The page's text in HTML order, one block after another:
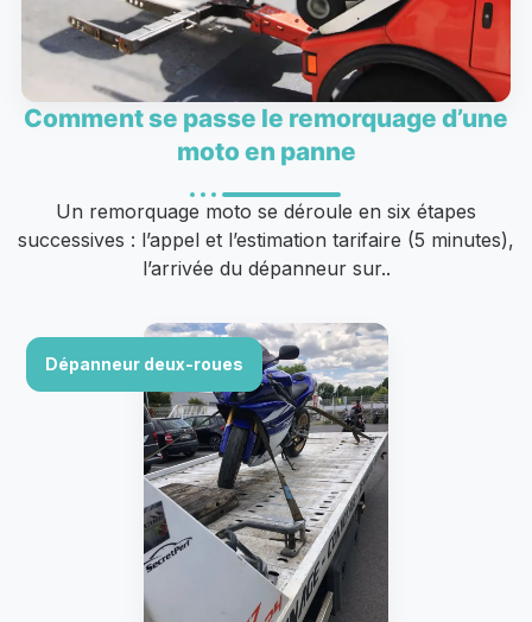
Comment se passe le remorquage d’une
moto en panne
Un remorquage moto se déroule en six étapes
successives : l’appel et l’estimation tarifaire (5 minutes),
l’arrivée du dépanneur sur..
Dépanneur deux-roues